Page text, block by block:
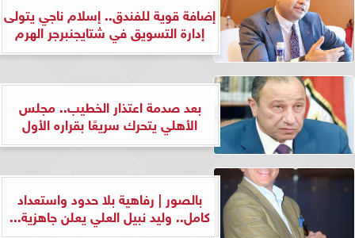
إضافة قوية للفندق.. إسلام ناجي يتولى
إدارة التسويق في شتايجنبرجر الهرم
بعد صدمة اعتذار الخطيب.. مجلس
الأهلي يتحرك سريعًا بقراره الأول
بالصور | رفاهية بلا حدود واستعداد
كامل.. وليد نبيل العلي يعلن جاهزية...